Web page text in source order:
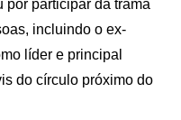
por participar da trama
incluindo o ex-
líder e principal
do círculo próximo do